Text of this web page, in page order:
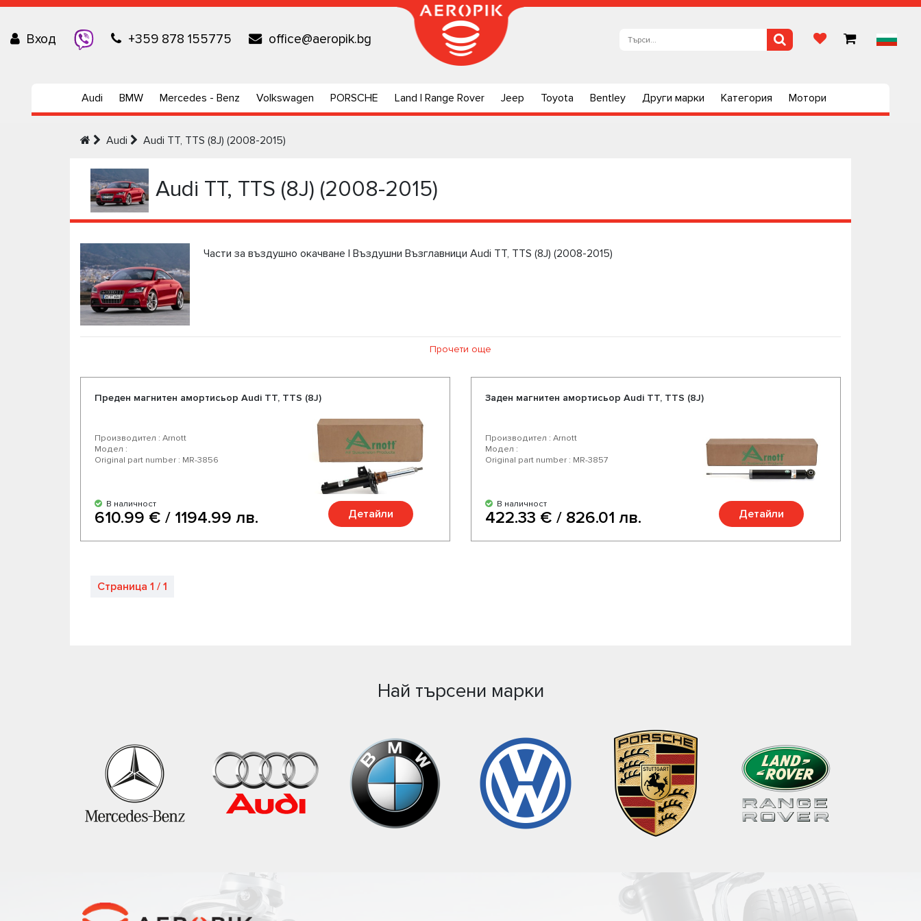
Вход +359 878 155775 office@aeropik.bg
Audi BMW Mercedes - Benz Volkswagen PORSCHE Land | Range Rover Jeep Toyota Bentley Други марки Категория Мотори
Audi Audi TT, TTS (8J) (2008-2015)
Audi TT, TTS (8J) (2008-2015)
Части за въздушно окачване | Въздушни Възглавници Audi TT, TTS (8J) (2008-2015)
Прочети още
Преден магнитен амортисьор Audi TT, TTS (8J)
Производител : Arnott
Модел :
Original part number : MR-3856
В наличност
610.99 € / 1194.99 лв. Детайли
Заден магнитен амортисьор Audi TT, TTS (8J)
Производител : Arnott
Модел :
Original part number : MR-3857
В наличност
422.33 € / 826.01 лв. Детайли
Страница 1 / 1
Най търсени марки